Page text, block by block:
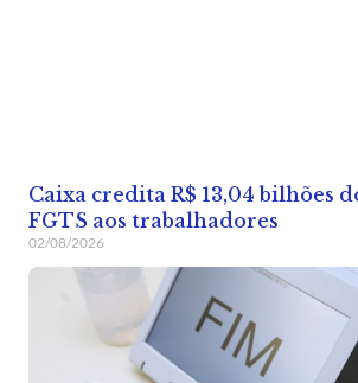
Caixa credita R$ 13,04 bilhões
FGTS aos trabalhadores
02/08/2026